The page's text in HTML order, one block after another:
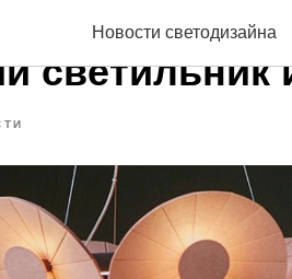
Новости светодизайна
по-